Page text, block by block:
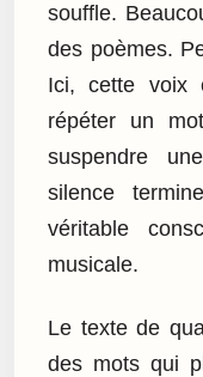
souffle.
des poèmes.
Ici, cette voix
répéter un
suspendre
silence
véritable
musicale.
Le texte de
des mots qui